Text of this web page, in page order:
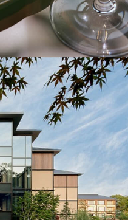
き放たれつつある世代の
』が発信する
、活用できる
ました。
と、プレゼント応募情報
ント、ブランドのエクス
別なコンテンツ情報を
更に『AdvancedTime』
あり、送付手数料のみを
』をお楽し